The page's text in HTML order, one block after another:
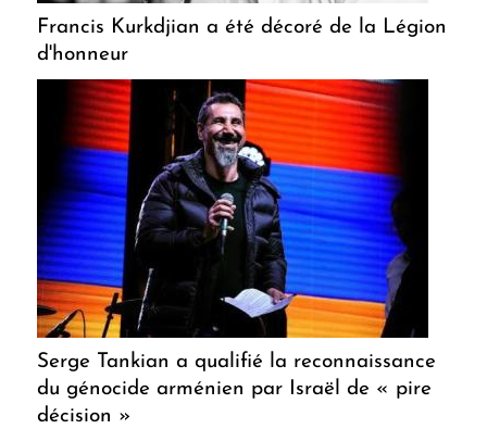
Francis Kurkdjian a été décoré de la Légion
d'honneur
Serge Tankian a qualifié la reconnaissance
du génocide arménien par Israël de « pire
décision »